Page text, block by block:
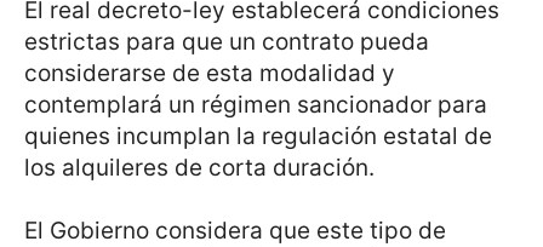
El real decreto-ley establecerá condiciones
estrictas para que un contrato pueda
considerarse de esta modalidad y
contemplará un régimen sancionador para
quienes incumplan la regulación estatal de
los alquileres de corta duración.
El Gobierno considera que este tipo de